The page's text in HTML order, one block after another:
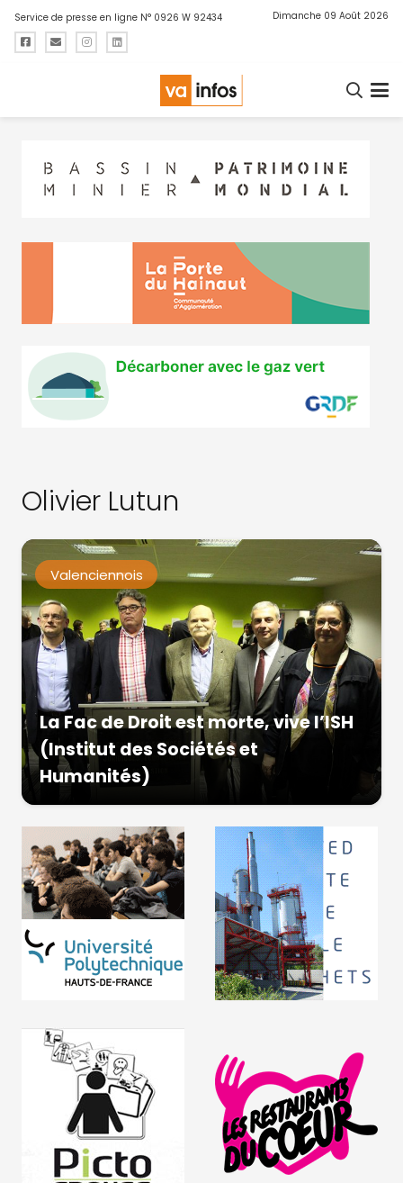
Service de presse en ligne N° 0926 W 92434 Dimanche 09 Août 2026
Olivier Lutun
Valenciennois
La Fac de Droit est morte, vive l’ISH
(Institut des Sociétés et
Humanités)